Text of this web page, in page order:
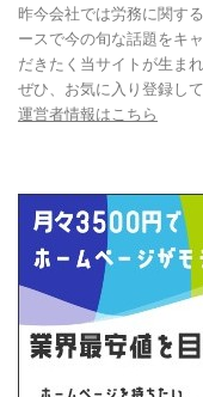
昨今会社では労務に関す
ースで今の旬な話題をキ
だきたく当サイトが生まれ
ぜひ、お気に入り登録し
運営者情報はこちら